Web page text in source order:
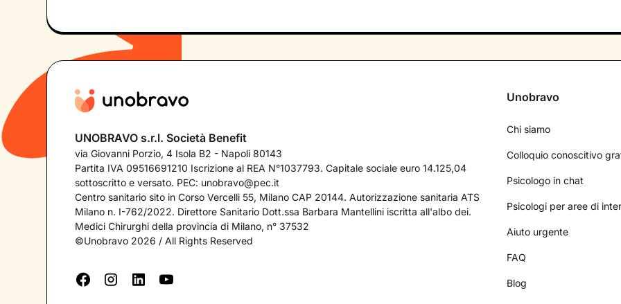
UNOBRAVO s.r.l. Società Benefit
via Giovanni Porzio, 4 Isola B2 - Napoli 80143
Partita IVA 09516691210 Iscrizione al REA N°1037793. Capitale sociale euro 14.125,04
sottoscritto e versato. PEC: unobravo@pec.it
Centro sanitario sito in Corso Vercelli 55, Milano CAP 20144. Autorizzazione sanitaria ATS
Milano n. I-762/2022. Direttore Sanitario Dott.ssa Barbara Mantellini iscritta all'albo dei.
Medici Chirurghi della provincia di Milano, n° 37532
©Unobravo 2026 / All Rights Reserved
Unobravo
Chi siamo
Colloquio conoscitivo
Psicologo in chat
Psicologi per aree di
Aiuto urgente
FAQ
Blog